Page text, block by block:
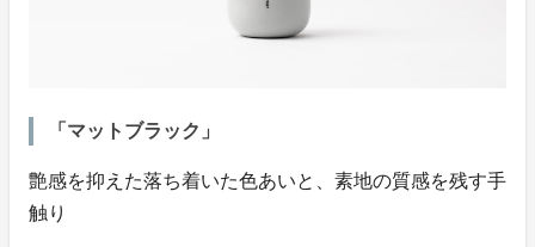
「マットブラック」
艶感を抑えた落ち着いた色あいと、素地の質感を残す手
触り